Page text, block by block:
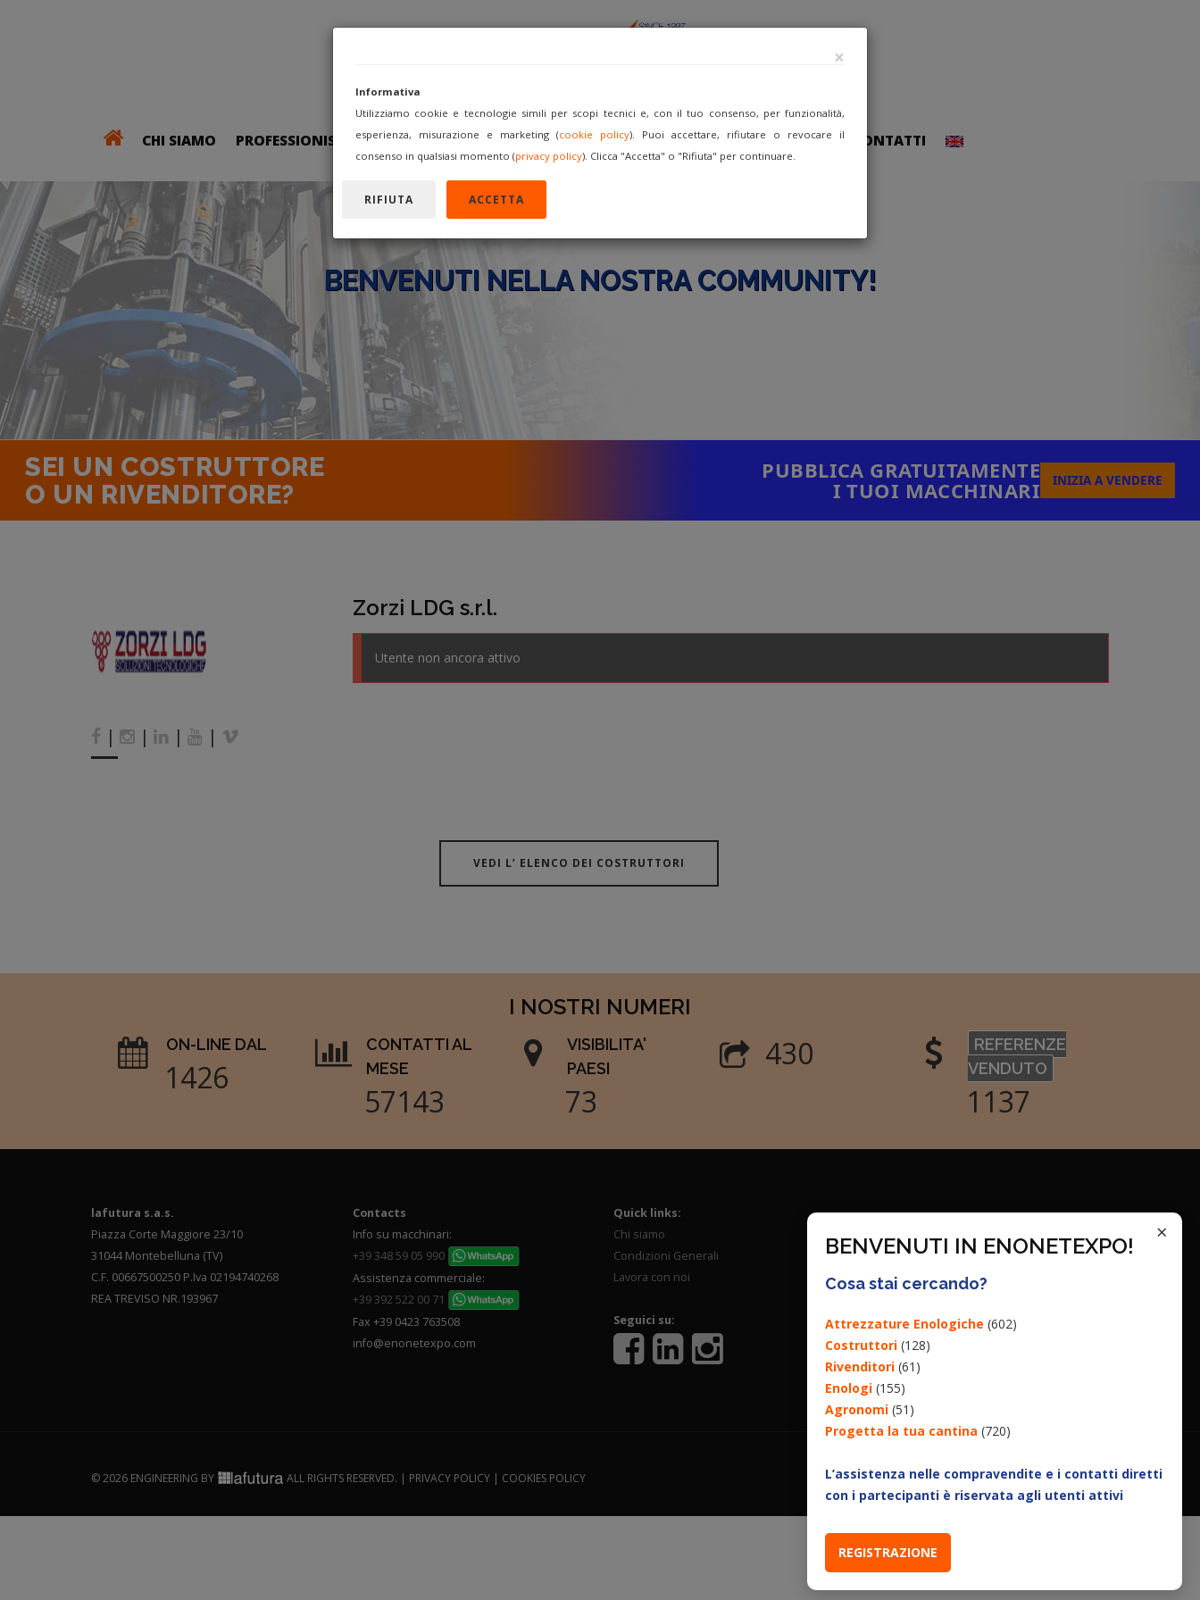
CHI SIAMO PROFESSIONISTI ACQUISTA VENDI COME FORUM REGISTRATI ACCEDI CONTATTI
BENVENUTI NELLA NOSTRA COMMUNITY!
SEI UN COSTRUTTORE
O UN RIVENDITORE?
PUBBLICA GRATUITAMENTE
I TUOI MACCHINARI INIZIA A VENDERE
| | | |
Zorzi LDG s.r.l.
Utente non ancora attivo
VEDI L’ ELENCO DEI COSTRUTTORI
×
BENVENUTI IN ENONETEXPO!
Cosa stai cercando?
Attrezzature Enologiche (602)
Costruttori (128)
Rivenditori (61)
Enologi (155)
Agronomi (51)
Progetta la tua cantina (720)
L’assistenza nelle compravendite e i contatti diretti
con i partecipanti è riservata agli utenti attivi
REGISTRAZIONE
×
Informativa
Utilizziamo cookie e tecnologie simili per scopi tecnici e, con il tuo consenso, per funzionalità,
esperienza, misurazione e marketing (cookie policy). Puoi accettare, rifiutare o revocare il
consenso in qualsiasi momento (privacy policy). Clicca "Accetta" o "Rifiuta" per continuare.
RIFIUTA ACCETTA
I NOSTRI NUMERI
ON-LINE DAL
1655
CONTATTI AL
MESE
66286
VISIBILITA'
PAESI
85
499
REFERENZE
VENDUTO
1319
lafutura s.a.s.
Piazza Corte Maggiore 23/10
31044 Montebelluna (TV)
C.F. 00667500250 P.Iva 02194740268
REA TREVISO NR.193967
Contacts
Info su macchinari:
+39 348 59 05 990
Assistenza commerciale:
+39 392 522 00 71
Fax +39 0423 763508
info@enonetexpo.com
Quick links:
Chi siamo
Condizioni Generali
Lavora con noi
Seguici su:
© 2026 ENGINEERING BY ALL RIGHTS RESERVED. | PRIVACY POLICY | COOKIES POLICY